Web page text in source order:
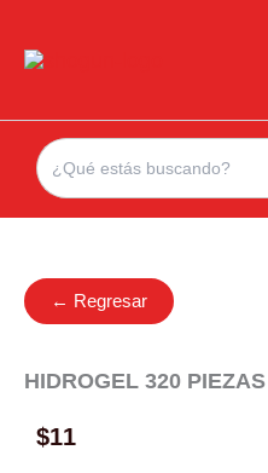
Search
for:
← Regresar
HIDROGEL 320 PIEZAS
$11